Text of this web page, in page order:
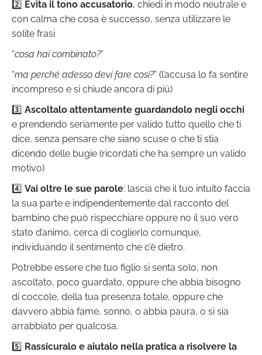
2️⃣ Evita il tono accusatorio, chiedi in modo neutrale e
con calma che cosa è successo, senza utilizzare le
solite frasi
“cosa hai combinato?”
“ma perché adesso devi fare così?” (l’accusa lo fa sentire
incompreso e si chiude ancora di più)
3️⃣ Ascoltalo attentamente guardandolo negli occhi
e prendendo seriamente per valido tutto quello che ti
dice, senza pensare che siano scuse o che ti stia
dicendo delle bugie (ricordati che ha sempre un valido
motivo)
4️⃣ Vai oltre le sue parole: lascia che il tuo intuito faccia
la sua parte e indipendentemente dal racconto del
bambino che può rispecchiare oppure no il suo vero
stato d’animo, cerca di coglierlo comunque,
individuando il sentimento che c’è dietro.
Potrebbe essere che tuo figlio si senta solo, non
ascoltato, poco guardato, oppure che abbia bisogno
di coccole, della tua presenza totale, oppure che
davvero abbia fame, sonno, o abbia paura, o si sia
arrabbiato per qualcosa.
5️⃣ Rassicuralo e aiutalo nella pratica a risolvere la